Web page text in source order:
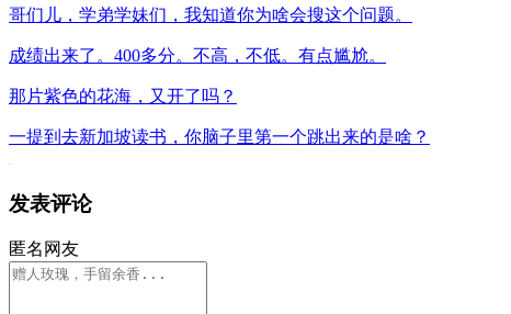
哥们儿，学弟学妹们，我知道你为啥会搜这个问题。
成绩出来了。400多分。不高，不低。有点尴尬。
那片紫色的花海，又开了吗？
一提到去新加坡读书，你脑子里第一个跳出来的是啥？
发表评论
匿名网友